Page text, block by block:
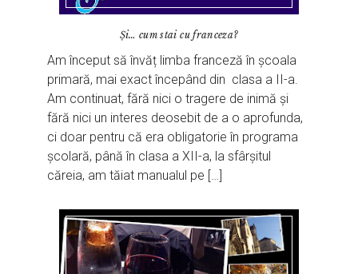
Și… cum stai cu franceza?
Am început să învăț limba franceză în școala
primară, mai exact începând din clasa a II-a.
Am continuat, fără nici o tragere de inimă și
fără nici un interes deosebit de a o aprofunda,
ci doar pentru că era obligatorie în programa
școlară, până în clasa a XII-a, la sfârșitul
căreia, am tăiat manualul pe […]